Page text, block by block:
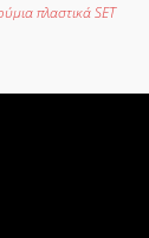
πλαστικά SET